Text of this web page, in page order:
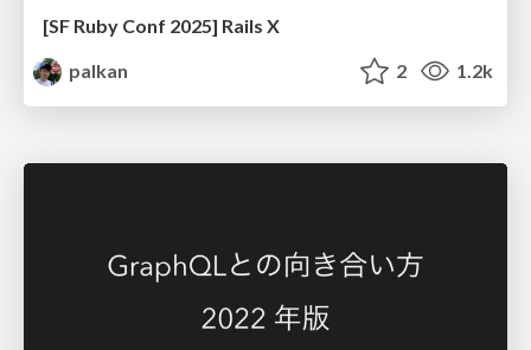
[SF Ruby Conf 2025] Rails X
palkan
2 1.2k